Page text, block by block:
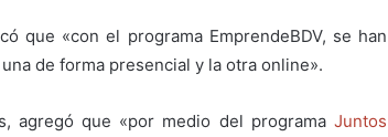
ó que «con el programa EmprendeBDV, se han
de forma presencial y la otra online».
agregó que «por medio del programaJuntos